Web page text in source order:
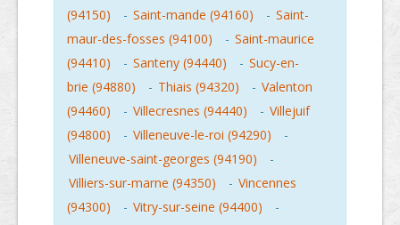
(94150)
- Saint-mande (94160) - Saint-
maur-des-fosses (94100)
- Saint-maurice
(94410)
- Santeny (94440) - Sucy-en-
brie (94880)
- Thiais (94320) - Valenton
(94460)
- Villecresnes (94440) - Villejuif
(94800)
- Villeneuve-le-roi (94290)
-
Villeneuve-saint-georges (94190)
-
Villiers-sur-marne (94350)
- Vincennes
(94300)
- Vitry-sur-seine (94400) -